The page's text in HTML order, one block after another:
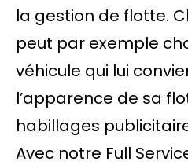
la gestion de flotte.
peut par exemple
véhicule qui lui
l’apparence de sa
habillages
Avec notre Full